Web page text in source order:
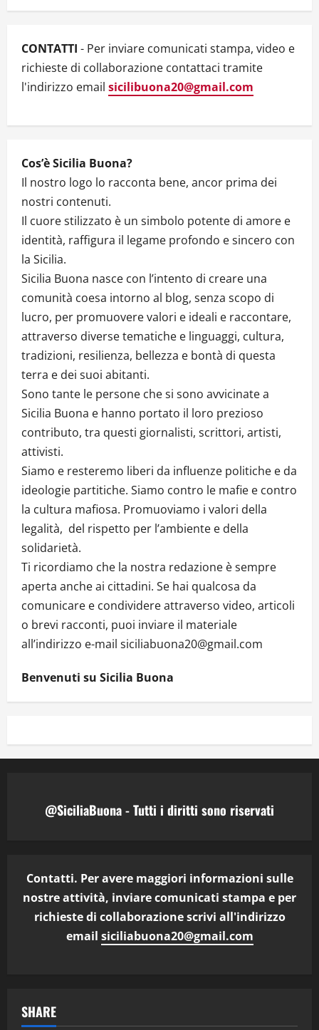
CONTATTI - Per inviare comunicati stampa, video e
richieste di collaborazione contattaci tramite
l'indirizzo email sicilibuona20@gmail.com
Cos’è Sicilia Buona?
Il nostro logo lo racconta bene, ancor prima dei
nostri contenuti.
Il cuore stilizzato è un simbolo potente di amore e
identità, raffigura il legame profondo e sincero con
la Sicilia.
Sicilia Buona nasce con l’intento di creare una
comunità coesa intorno al blog, senza scopo di
lucro, per promuovere valori e ideali e raccontare,
attraverso diverse tematiche e linguaggi, cultura,
tradizioni, resilienza, bellezza e bontà di questa
terra e dei suoi abitanti.
Sono tante le persone che si sono avvicinate a
Sicilia Buona e hanno portato il loro prezioso
contributo, tra questi giornalisti, scrittori, artisti,
attivisti.
Siamo e resteremo liberi da influenze politiche e da
ideologie partitiche. Siamo contro le mafie e contro
la cultura mafiosa. Promuoviamo i valori della
legalità, del rispetto per l’ambiente e della
solidarietà.
Ti ricordiamo che la nostra redazione è sempre
aperta anche ai cittadini. Se hai qualcosa da
comunicare e condividere attraverso video, articoli
o brevi racconti, puoi inviare il materiale
all’indirizzo e-mail siciliabuona20@gmail.com
Benvenuti su Sicilia Buona
@SiciliaBuona - Tutti i diritti sono riservati
Contatti. Per avere maggiori informazioni sulle
nostre attività, inviare comunicati stampa e per
richieste di collaborazione scrivi all'indirizzo
email siciliabuona20@gmail.com
SHARE